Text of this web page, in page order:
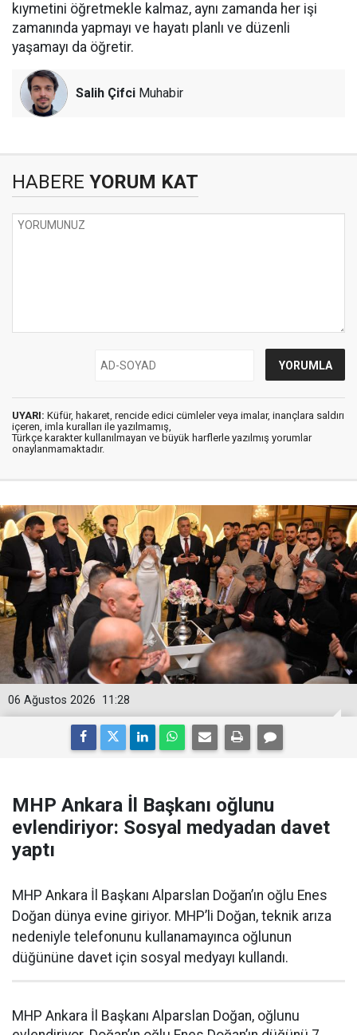
kıymetini öğretmekle kalmaz, aynı zamanda her işi
zamanında yapmayı ve hayatı planlı ve düzenli
yaşamayı da öğretir.
Salih Çifci Muhabir
HABERE YORUM KAT
UYARI: Küfür, hakaret, rencide edici cümleler veya imalar, inançlara saldırı
içeren, imla kuralları ile yazılmamış,
Türkçe karakter kullanılmayan ve büyük harflerle yazılmış yorumlar
onaylanmamaktadır.
11:28
06 Ağustos 2026
MHP Ankara İl Başkanı oğlunu
evlendiriyor: Sosyal medyadan davet
yaptı
MHP Ankara İl Başkanı Alparslan Doğan’ın oğlu Enes
Doğan dünya evine giriyor. MHP’li Doğan, teknik arıza
nedeniyle telefonunu kullanamayınca oğlunun
düğününe davet için sosyal medyayı kullandı.
MHP Ankara İl Başkanı Alparslan Doğan, oğlunu